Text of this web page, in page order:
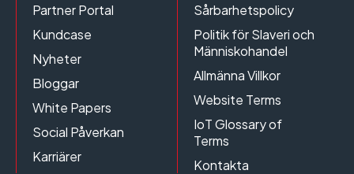
Partner Portal
Kundcase
Nyheter
Bloggar
White Papers
Social Påverkan
Karriärer
Sårbarhetspolicy
Politik för Slaveri och
Människohandel
Allmänna Villkor
Website Terms
IoT Glossary of
Terms
Kontakta